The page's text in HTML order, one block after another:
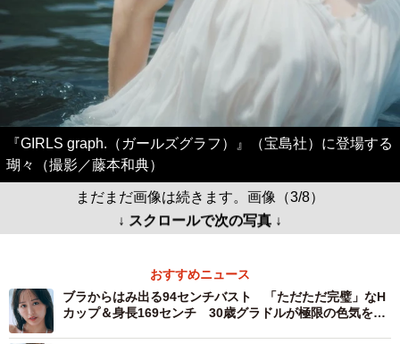
『GIRLS graph.（ガールズグラフ）』（宝島社）に登場する
瑚々（撮影／藤本和典）
まだまだ画像は続きます。画像（3/8）
↓ スクロールで次の写真 ↓
おすすめニュース
ブラからはみ出る94センチバスト 「ただただ完璧」なH
カップ＆身長169センチ 30歳グラドルが極限の色気を表